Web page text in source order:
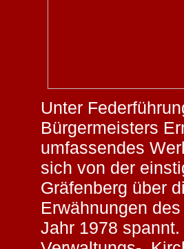
Unter
Bürgermeisters
umfassendes
sich von der
Gräfenberg über
Erwähnungen
Jahr 1978